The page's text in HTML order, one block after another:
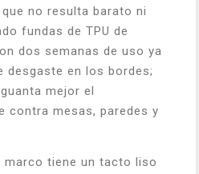
no resulta barato ni
fundas de TPU de
dos semanas de uso ya
desgaste en los bordes;
mejor el
contra mesas, paredes y
marco tiene un tacto liso